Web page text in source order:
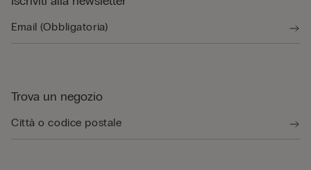
Trova un negozio